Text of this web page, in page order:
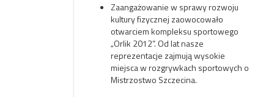
Zaangażowanie w sprawy rozwoju
kultury fizycznej zaowocowało
otwarciem kompleksu sportowego
„Orlik 2012”. Od lat nasze
reprezentacje zajmują wysokie
miejsca w rozgrywkach sportowych o
Mistrzostwo Szczecina.